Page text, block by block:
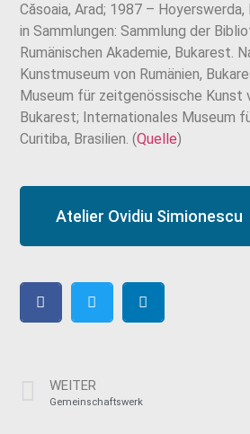
Căsoaia, Arad; 1987 –
in Sammlungen: Sammlung der
Rumänischen Akademie, Bukarest.
Kunstmuseum von Rumänien,
Museum für zeitgenössische Kunst
Bukarest; Internationales Museum
Curitiba, Brasilien. (Quelle)
Atelier Ovidiu Simionescu
WEITER
Gemeinschaftswerk